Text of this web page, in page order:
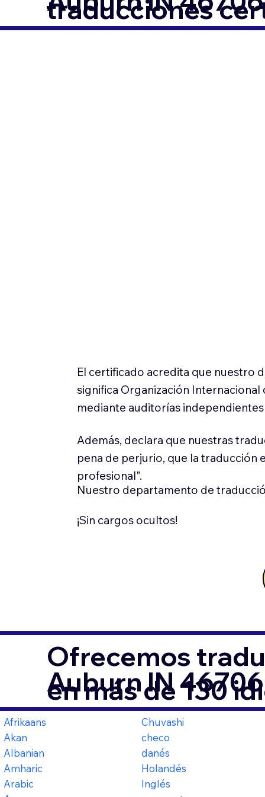
traducciones
El certificado acredita que nuestro
significa Organización
mediante auditorías independientes
Además, declara que nuestras
pena de perjurio, que la
profesional".
Nuestro departamento de
¡Sin cargos ocultos!
Ofrecemos
en más de 130
Auburn IN 46706
Afrikaans
Akan
Albanian
Amharic
Arabic
Chuvashi
checo
danés
Holandés
Inglés